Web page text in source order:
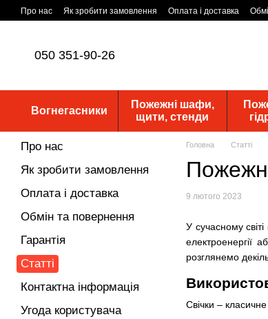
Перейти до основного контенту
Про нас Як зробити замовлення Оплата і доставка
050 351-90-26
Вогнегасники
Пожежні шафи,
щити, стенди
Головна Статті
9 лютого 2023
У сучасному
електроенергії
розглянемо
Свічки –
Про нас
Як зробити замовлення
Оплата і доставка
Обмін та повернення
Гарантія
Статті
Контактна інформація
Угода користувача